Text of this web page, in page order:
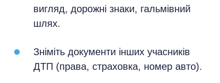
вигляд, дорожні знаки, гальмівний
шлях.
Зніміть документи інших учасників
ДТП (права, страховка, номер авто).